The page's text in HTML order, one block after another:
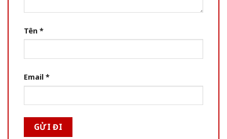
Tên *
Email *